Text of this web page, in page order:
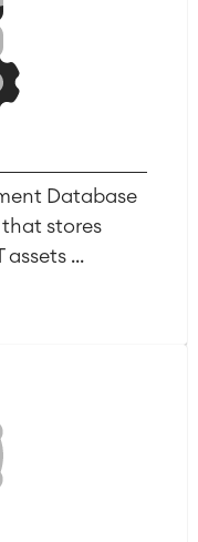
Database
that stores
...